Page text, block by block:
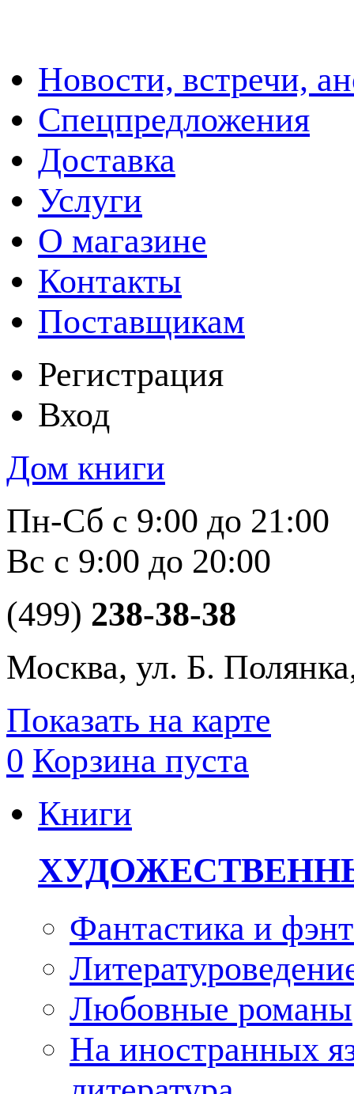
Новости, встречи,
Спецпредложения
Доставка
Услуги
О магазине
Контакты
Поставщикам
Регистрация
Вход
Дом книги
Пн-Сб с 9:00 до 21:00
Вс с 9:00 до 20:00
(499) 238-38-38
Москва, ул. Б.
Показать на карте
0 Корзина пуста
Книги
Фантастика и
Любовные романы
На иностранных